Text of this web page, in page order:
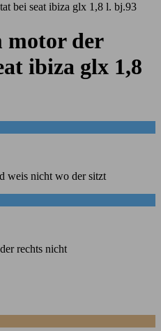
bei seat ibiza glx 1,8 l. bj.93
motor der
ibiza glx 1,8
weis nicht wo der sitzt
rechts nicht